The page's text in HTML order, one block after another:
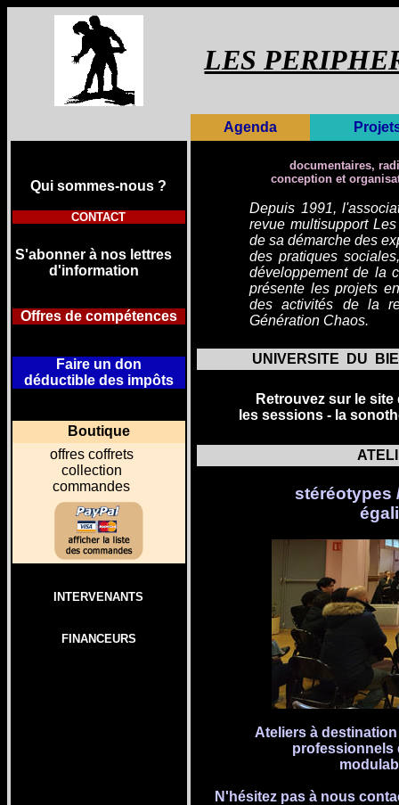
LES
Agenda
Qui sommes-nous ?
CONTACT
S'abonner à nos lettres
d'information
Offres de compétences
Faire un don
déductible des impôts
Boutique
offres coffrets
collection
commandes
INTERVENANTS
FINANCEURS
documentaires,
conception et
Depuis 1991,
revuemultisupport
de sa démarche des
des pratiques
développement de la
présente les projets
des activités de la
Génération Chaos.
UNIVERSITE DU
Retrouvez sur le site
les sessions - la
stéréotypes
Ateliers à
professionnels
N'hésitez pas à nous